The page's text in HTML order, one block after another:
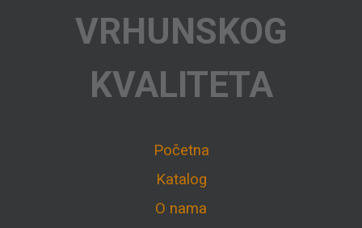
VRHUNSKOG
KVALITETA
Početna
Katalog
O nama